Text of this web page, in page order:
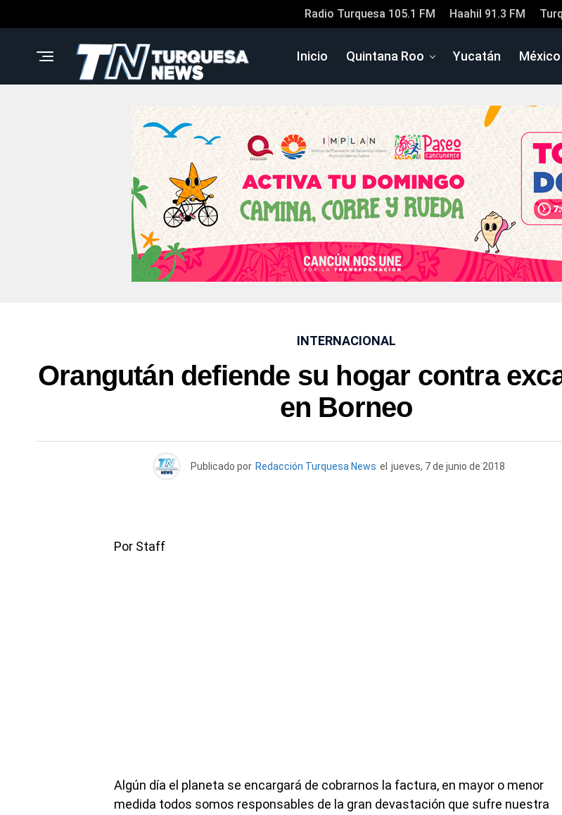
Radio Turquesa 105.1 FM Haahil 91.3 FM
Inicio Quintana Roo Yucatán México
INTERNACIONAL
Orangután defiende su hogar contra
en Borneo
Publicado por Redacción Turquesa News el jueves, 7 de junio de 2018
Por Staff
Algún día el planeta se encargará de cobrarnos la factura, en mayor o menor
medida todos somos responsables de la gran devastación que sufre nuestra